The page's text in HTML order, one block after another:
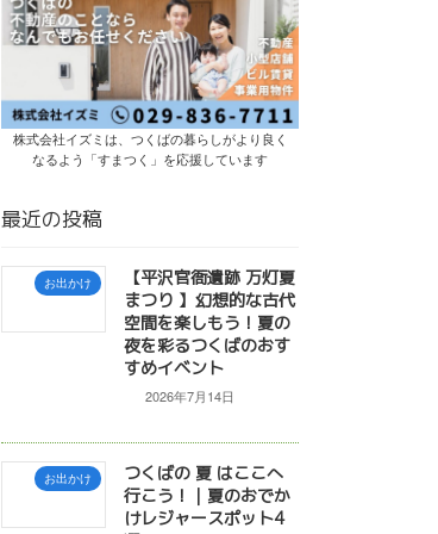
株式会社イズミは、つくばの暮らしがより良く
なるよう「すまつく」を応援しています
最近の投稿
お出かけ
【平沢官衙遺跡 万灯夏
まつり 】幻想的な古代
空間を楽しもう！夏の
夜を彩るつくばのおす
すめイベント
2026年7月14日
お出かけ
つくばの 夏 はここへ
行こう！｜夏のおでか
けレジャースポット4